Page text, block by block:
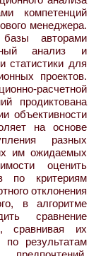
компетенций
менеджера.
авторами
анализ и
статистики для
проектов.
расчетной
продиктована
объективности
на основе
разных
им ожидаемых
оценить
по критериям
отклонения
в алгоритме
сравнение
сравнивая их
результатам